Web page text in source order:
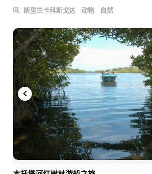
斯里兰卡科斯戈达 动物 自然